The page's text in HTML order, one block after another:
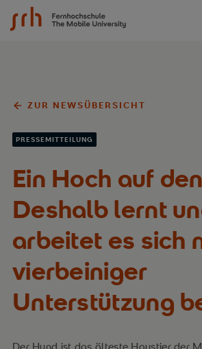
SRH Fernhochschule - The Mobile
ZUR NEWSÜBERSICHT
PRESSEMITTEILUNG
Ein Hoch auf
Deshalb lernt
arbeitet es sich
vierbeiniger
Unterstützung